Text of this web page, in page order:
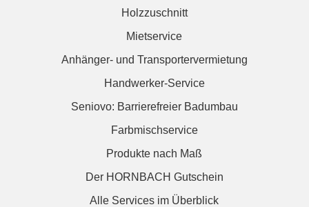
Holzzuschnitt
Mietservice
Anhänger- und Transportervermietung
Handwerker-Service
Seniovo: Barrierefreier Badumbau
Farbmischservice
Produkte nach Maß
Der HORNBACH Gutschein
Alle Services im Überblick